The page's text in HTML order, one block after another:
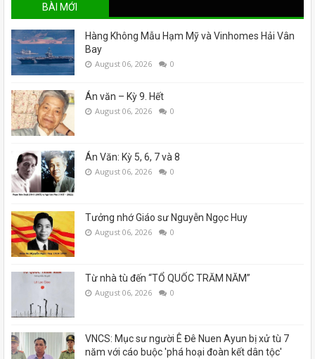
BÀI MỚI
Hàng Không Mẫu Hạm Mỹ và Vinhomes Hải Vân
Bay
August 06, 2026 0
Án văn – Kỳ 9. Hết
August 06, 2026 0
Án Văn: Kỳ 5, 6, 7 và 8
August 06, 2026 0
Tưởng nhớ Giáo sư Nguyễn Ngọc Huy
August 06, 2026 0
Từ nhà tù đến “TỔ QUỐC TRĂM NĂM”
August 06, 2026 0
VNCS: Mục sư người Ê Đê Nuen Ayun bị xử tù 7
năm với cáo buộc 'phá hoại đoàn kết dân tộc'